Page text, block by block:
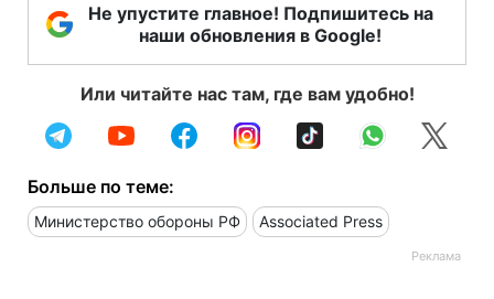
Не упустите главное! Подпишитесь на
наши обновления в Google!
Или читайте нас там, где вам удобно!
Больше по теме:
Министерство обороны РФ Associated Press